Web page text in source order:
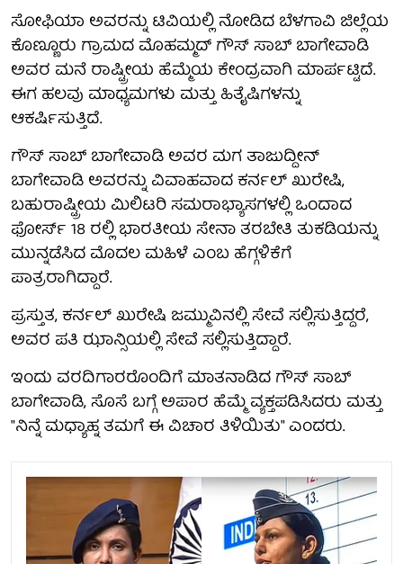
ಸೋಫಿಯಾ ಅವರನ್ನು ಟಿವಿಯಲ್ಲಿ ನೋಡಿದ ಬೆಳಗಾವಿ ಜಿಲ್ಲೆಯ
ಕೊಣ್ಣೂರು ಗ್ರಾಮದ ಮೊಹಮ್ಮದ್ ಗೌಸ್ ಸಾಬ್ ಬಾಗೇವಾಡಿ
ಅವರ ಮನೆ ರಾಷ್ಟ್ರೀಯ ಹೆಮ್ಮೆಯ ಕೇಂದ್ರವಾಗಿ ಮಾರ್ಪಟ್ಟಿದೆ.
ಈಗ ಹಲವು ಮಾಧ್ಯಮಗಳು ಮತ್ತು ಹಿತೈಷಿಗಳನ್ನು
ಆಕರ್ಷಿಸುತ್ತಿದೆ.
ಗೌಸ್ ಸಾಬ್ ಬಾಗೇವಾಡಿ ಅವರ ಮಗ ತಾಜುದ್ದೀನ್
ಬಾಗೇವಾಡಿ ಅವರನ್ನು ವಿವಾಹವಾದ ಕರ್ನಲ್ ಖುರೇಷಿ,
ಬಹುರಾಷ್ಟ್ರೀಯ ಮಿಲಿಟರಿ ಸಮರಾಭ್ಯಾಸಗಳಲ್ಲಿ ಒಂದಾದ
ಫೋರ್ಸ್ 18 ರಲ್ಲಿ ಭಾರತೀಯ ಸೇನಾ ತರಬೇತಿ ತುಕಡಿಯನ್ನು
ಮುನ್ನಡೆಸಿದ ಮೊದಲ ಮಹಿಳೆ ಎಂಬ ಹೆಗ್ಗಳಿಕೆಗೆ
ಪಾತ್ರರಾಗಿದ್ದಾರೆ.
ಪ್ರಸ್ತುತ, ಕರ್ನಲ್ ಖುರೇಷಿ ಜಮ್ಮುವಿನಲ್ಲಿ ಸೇವೆ ಸಲ್ಲಿಸುತ್ತಿದ್ದರೆ,
ಅವರ ಪತಿ ಝಾನ್ಸಿಯಲ್ಲಿ ಸೇವೆ ಸಲ್ಲಿಸುತ್ತಿದ್ದಾರೆ.
ಇಂದು ವರದಿಗಾರರೊಂದಿಗೆ ಮಾತನಾಡಿದ ಗೌಸ್ ಸಾಬ್
ಬಾಗೇವಾಡಿ, ಸೊಸೆ ಬಗ್ಗೆ ಅಪಾರ ಹೆಮ್ಮೆ ವ್ಯಕ್ತಪಡಿಸಿದರು ಮತ್ತು
"ನಿನ್ನೆ ಮಧ್ಯಾಹ್ನ ತಮಗೆ ಈ ವಿಚಾರ ತಿಳಿಯಿತು" ಎಂದರು.